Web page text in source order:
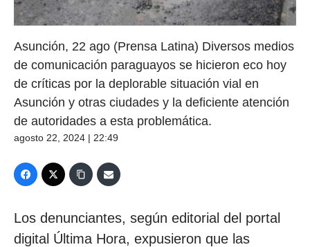
Asunción, 22 ago (Prensa Latina) Diversos medios
de comunicación paraguayos se hicieron eco hoy
de críticas por la deplorable situación vial en
Asunción y otras ciudades y la deficiente atención
de autoridades a esta problemática.
agosto 22, 2024 | 22:49
Los denunciantes, según editorial del portal
digital Última Hora, expusieron que las